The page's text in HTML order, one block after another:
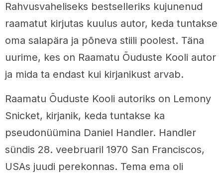
Rahvusvaheliseks bestselleriks kujunenud
raamatut kirjutas kuulus autor, keda tuntakse
oma salapära ja põneva stiili poolest. Täna
uurime, kes on Raamatu Õuduste Kooli autor
ja mida ta endast kui kirjanikust arvab.
Raamatu Õuduste Kooli autoriks on Lemony
Snicket, kirjanik, keda tuntakse ka
pseudonüümina Daniel Handler. Handler
sündis 28. veebruaril 1970 San Franciscos,
USAs juudi perekonnas. Tema ema oli